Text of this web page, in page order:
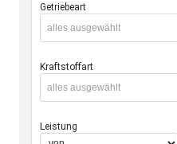
Getriebeart
alles ausgewählt
Kraftstoffart
alles ausgewählt
Leistung